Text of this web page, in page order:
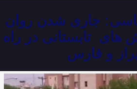
جاری شدن روان
های تابستانی در راه
و فارس